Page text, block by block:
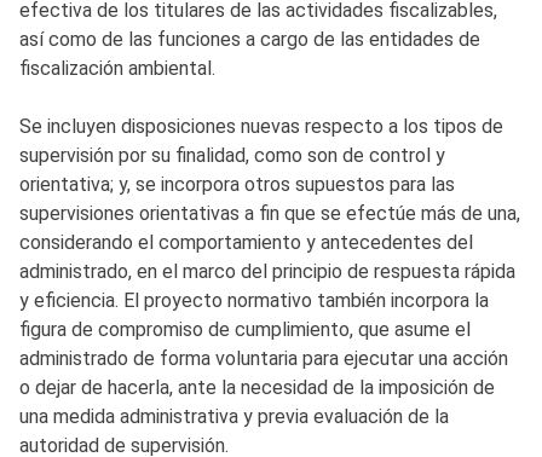
efectiva de los titulares de las actividades fiscalizables,
así como de las funciones a cargo de las entidades de
fiscalización ambiental.
Se incluyen disposiciones nuevas respecto a los tipos de
supervisión por su finalidad, como son de control y
orientativa; y, se incorpora otros supuestos para las
supervisiones orientativas a fin que se efectúe más de una,
considerando el comportamiento y antecedentes del
administrado, en el marco del principio de respuesta rápida
y eficiencia. El proyecto normativo también incorpora la
figura de compromiso de cumplimiento, que asume el
administrado de forma voluntaria para ejecutar una acción
o dejar de hacerla, ante la necesidad de la imposición de
una medida administrativa y previa evaluación de la
autoridad de supervisión.